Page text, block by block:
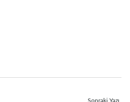
Sonraki Yazı